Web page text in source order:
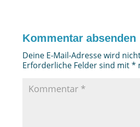
Kommentar absenden
Deine E-Mail-Adresse wird
Erforderliche Felder sind mit*